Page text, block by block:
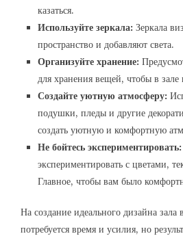
казаться.
Используйте зеркала: Зеркала
пространство и добавляют света.
Организуйте хранение:
для хранения вещей, чтобы в зале
Создайте уютную атмосферу:
подушки, пледы и другие
создать уютную и комфортную
Не бойтесь экспериментировать:
экспериментировать с цветами,
Главное, чтобы вам было
На создание идеального дизайна зала
потребуется время и усилия, но